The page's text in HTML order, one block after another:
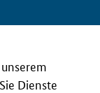
Dienste